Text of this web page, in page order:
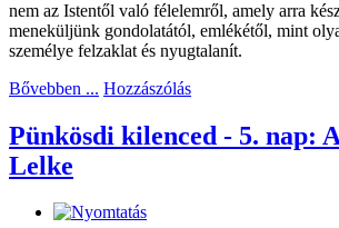
nem az Istentől való félelemről, amely arra
meneküljünk gondolatától, emlékétől, mint
személye felzaklat és nyugtalanít.
Bővebben ... Hozzászólás
Pünkösdi kilenced - 5. nap:
Lelke